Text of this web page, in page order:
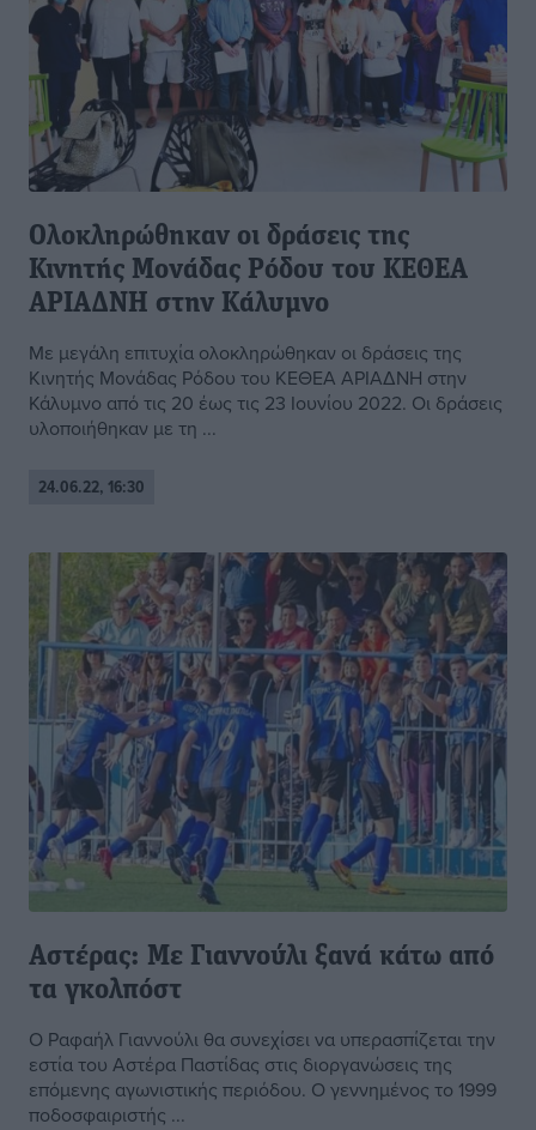
Ολοκληρώθηκαν οι δράσεις της
Κινητής Μονάδας Ρόδου του ΚΕΘΕΑ
ΑΡΙΑΔΝΗ στην Κάλυμνο
Με μεγάλη επιτυχία ολοκληρώθηκαν οι δράσεις της
Κινητής Μονάδας Ρόδου του ΚΕΘΕΑ ΑΡΙΑΔΝΗ στην
Κάλυμνο από τις 20 έως τις 23 Ιουνίου 2022. Οι δράσεις
υλοποιήθηκαν με τη ...
24.06.22, 16:30
Αστέρας: Με Γιαννούλι ξανά κάτω από
τα γκολπόστ
Ο Ραφαήλ Γιαννούλι θα συνεχίσει να υπερασπίζεται την
εστία του Αστέρα Παστίδας στις διοργανώσεις της
επόμενης αγωνιστικής περιόδου. Ο γεννημένος το 1999
ποδοσφαιριστής ...